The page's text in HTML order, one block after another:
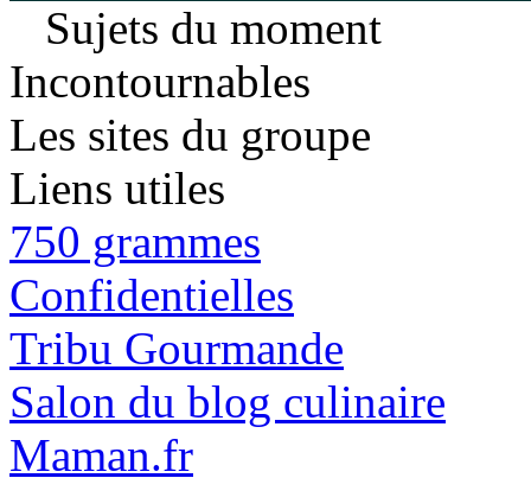
Sujets du moment
Incontournables
Les sites du groupe
Liens utiles
750 grammes
Confidentielles
Tribu Gourmande
Salon du blog culinaire
Maman.fr